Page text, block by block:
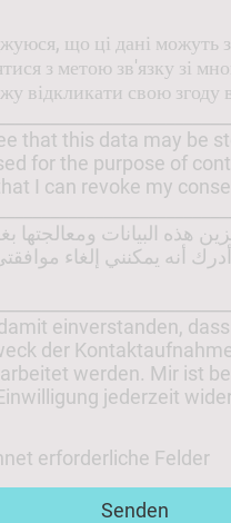
що ці дані можуть
з метою зв'язку зі
відкликати свою згоду
that this data may be
for the purpose of
I can revoke my
أنه يمكنني إلغاء
einverstanden,
der
werden. Mir ist
jederzeit
erforderliche Felder
Senden